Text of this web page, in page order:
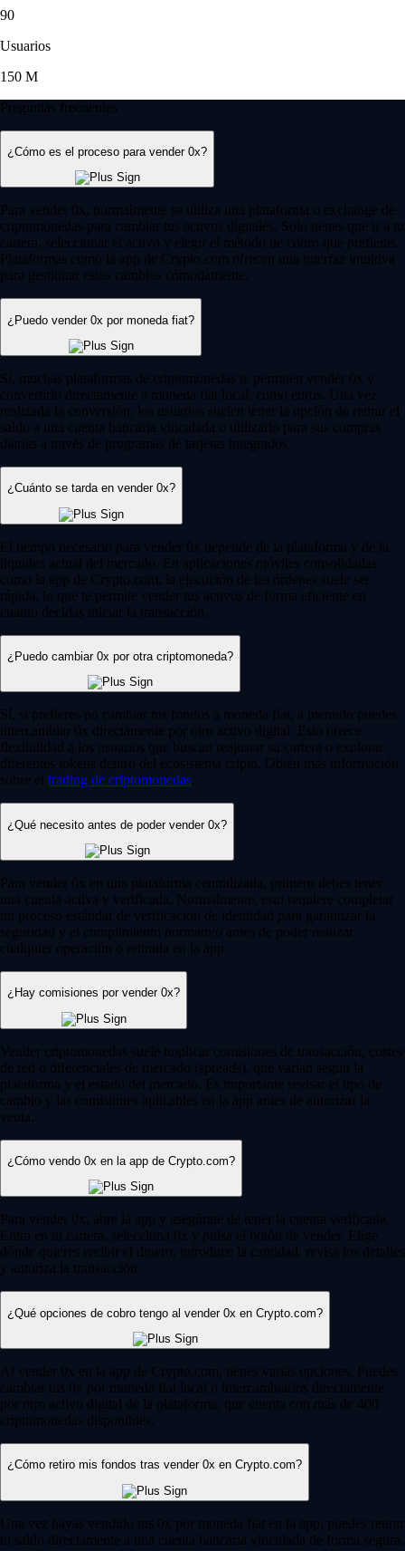
90
Usuarios
150 M
Preguntas frecuentes
¿Cómo es el proceso para vender 0x?
Para vender 0x, normalmente se utiliza una plataforma o exchange de
criptomonedas para cambiar tus activos digitales. Solo tienes que ir a tu
cartera, seleccionar el activo y elegir el método de cobro que prefieras.
Plataformas como la app de Crypto.com ofrecen una interfaz intuitiva
para gestionar estos cambios cómodamente.
¿Puedo vender 0x por moneda fiat?
Sí, muchas plataformas de criptomonedas te permiten vender 0x y
convertirlo directamente a moneda fiat local, como euros. Una vez
realizada la conversión, los usuarios suelen tener la opción de retirar el
saldo a una cuenta bancaria vinculada o utilizarlo para sus compras
diarias a través de programas de tarjetas integrados.
¿Cuánto se tarda en vender 0x?
El tiempo necesario para vender 0x depende de la plataforma y de la
liquidez actual del mercado. En aplicaciones móviles consolidadas
como la app de Crypto.com, la ejecución de las órdenes suele ser
rápida, lo que te permite vender tus activos de forma eficiente en
cuanto decidas iniciar la transacción.
¿Puedo cambiar 0x por otra criptomoneda?
Sí, si prefieres no cambiar tus fondos a moneda fiat, a menudo puedes
intercambiar 0x directamente por otro activo digital. Esto ofrece
flexibilidad a los usuarios que buscan reajustar su cartera o explorar
diferentes tokens dentro del ecosistema cripto. Obtén más información
sobre el trading de criptomonedas
¿Qué necesito antes de poder vender 0x?
Para vender 0x en una plataforma centralizada, primero debes tener
una cuenta activa y verificada. Normalmente, esto requiere completar
un proceso estándar de verificación de identidad para garantizar la
seguridad y el cumplimiento normativo antes de poder realizar
cualquier operación o retirada en la app.
¿Hay comisiones por vender 0x?
Vender criptomonedas suele implicar comisiones de transacción, costes
de red o diferenciales de mercado (spreads), que varían según la
plataforma y el estado del mercado. Es importante revisar el tipo de
cambio y las comisiones aplicables en la app antes de autorizar la
venta.
¿Cómo vendo 0x en la app de Crypto.com?
Para vender 0x, abre la app y asegúrate de tener la cuenta verificada.
Entra en tu cartera, selecciona 0x y pulsa el botón de vender. Elige
dónde quieres recibir el dinero, introduce la cantidad, revisa los detalles
y autoriza la transacción.
¿Qué opciones de cobro tengo al vender 0x en Crypto.com?
Al vender 0x en la app de Crypto.com, tienes varias opciones. Puedes
cambiar tus 0x por moneda fiat local o intercambiarlos directamente
por otro activo digital de la plataforma, que cuenta con más de 400
criptomonedas disponibles.
¿Cómo retiro mis fondos tras vender 0x en Crypto.com?
Una vez hayas vendido tus 0x por moneda fiat en la app, puedes retirar
tu saldo directamente a una cuenta bancaria vinculada de forma segura.